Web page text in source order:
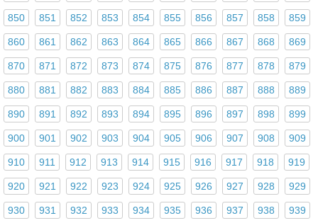
850 851 852 853 854 855 856 857 858 859
860 861 862 863 864 865 866 867 868 869
870 871 872 873 874 875 876 877 878 879
880 881 882 883 884 885 886 887 888 889
890 891 892 893 894 895 896 897 898 899
900 901 902 903 904 905 906 907 908 909
910 911 912 913 914 915 916 917 918 919
920 921 922 923 924 925 926 927 928 929
930 931 932 933 934 935 936 937 938 939